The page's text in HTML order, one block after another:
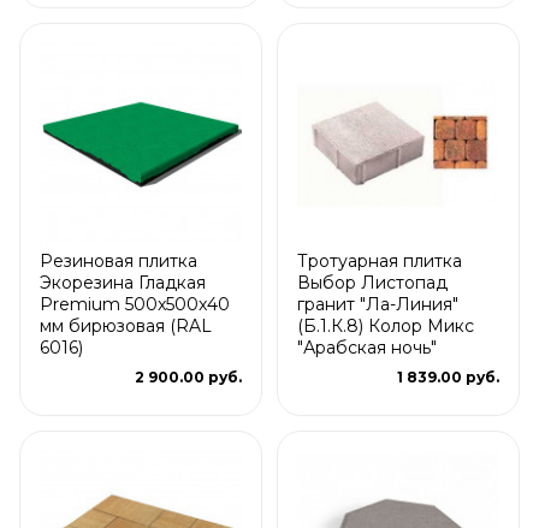
Резиновая плитка
Экорезина Гладкая
Premium 500x500x40
мм бирюзовая (RAL
6016)
2 900.00 руб.
Тротуарная плитка
Выбор Листопад
гранит "Ла-Линия"
(Б.1.К.8) Колор Микс
"Арабская ночь"
1 839.00 руб.